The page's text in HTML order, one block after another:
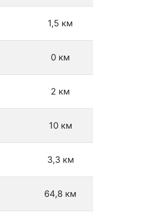
1,5 км
0 км
2 км
10 км
3,3 км
64,8 км